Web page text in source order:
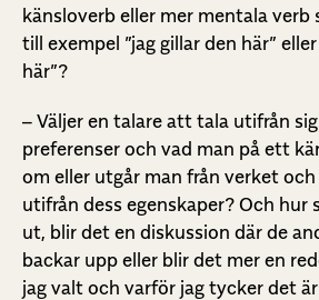
känsloverb eller mer mentala verb
till exempel ”jag gillar den här”
här”?
– Väljer en talare att tala utifrån
preferenser och vad man på ett
om eller utgår man från verket
utifrån dess egenskaper? Och hur
ut, blir det en diskussion där de
backar upp eller blir det mer en
jag valt och varför jag tycker det